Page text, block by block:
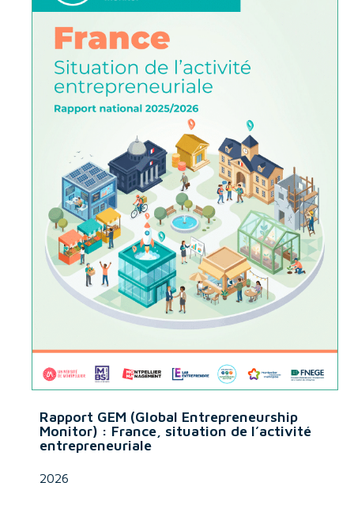
Rapport GEM (Global Entrepreneurship
Monitor) : France, situation de l’activité
entrepreneuriale
2026